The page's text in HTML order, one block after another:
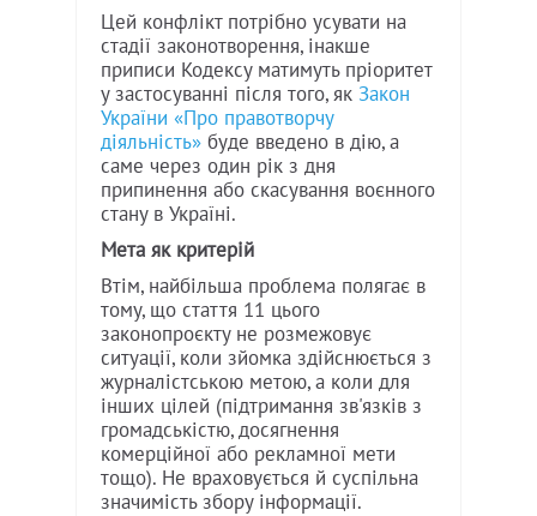
Цей конфлікт потрібно усувати на
стадії законотворення, інакше
приписи Кодексу матимуть пріоритет
у застосуванні після того, як Закон
України «Про правотворчу
діяльність» буде введено в дію, а
саме через один рік з дня
припинення або скасування воєнного
стану в Україні.
Мета як критерій
Втім, найбільша проблема полягає в
тому, що стаття 11 цього
законопроєкту не розмежовує
ситуації, коли зйомка здійснюється з
журналістською метою, а коли для
інших цілей (підтримання зв'язків з
громадськістю, досягнення
комерційної або рекламної мети
тощо). Не враховується й суспільна
значимість збору інформації.